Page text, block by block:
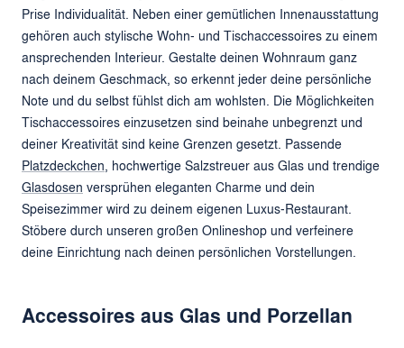
Prise Individualität. Neben einer gemütlichen Innenausstattung
gehören auch stylische Wohn- und Tischaccessoires zu einem
ansprechenden Interieur. Gestalte deinen Wohnraum ganz
nach deinem Geschmack, so erkennt jeder deine persönliche
Note und du selbst fühlst dich am wohlsten. Die Möglichkeiten
Tischaccessoires einzusetzen sind beinahe unbegrenzt und
deiner Kreativität sind keine Grenzen gesetzt. Passende
Platzdeckchen, hochwertige Salzstreuer aus Glas und trendige
Glasdosen versprühen eleganten Charme und dein
Speisezimmer wird zu deinem eigenen Luxus-Restaurant.
Stöbere durch unseren großen Onlineshop und verfeinere
deine Einrichtung nach deinen persönlichen Vorstellungen.
Accessoires aus Glas und Porzellan